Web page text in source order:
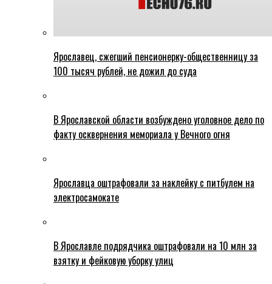
Ярославец, сжегший пенсионерку-общественницу за
100 тысяч рублей, не дожил до суда
В Ярославской области возбуждено уголовное дело по
факту осквернения мемориала у Вечного огня
Ярославца оштрафовали за наклейку с питбулем на
электросамокате
В Ярославле подрядчика оштрафовали на 10 млн за
взятку и фейковую уборку улиц